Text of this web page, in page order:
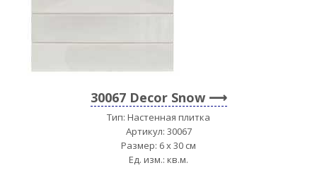
30067 Decor Snow
Тип: Настенная плитка
Артикул: 30067
Размер: 6 x 30 см
Ед. изм.: кв.м.